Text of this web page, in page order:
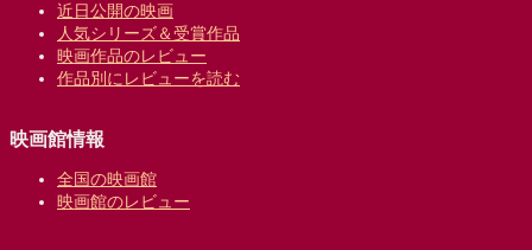
近日公開の映画
人気シリーズ＆受賞作品
映画作品のレビュー
作品別にレビューを読む
映画館情報
全国の映画館
映画館のレビュー